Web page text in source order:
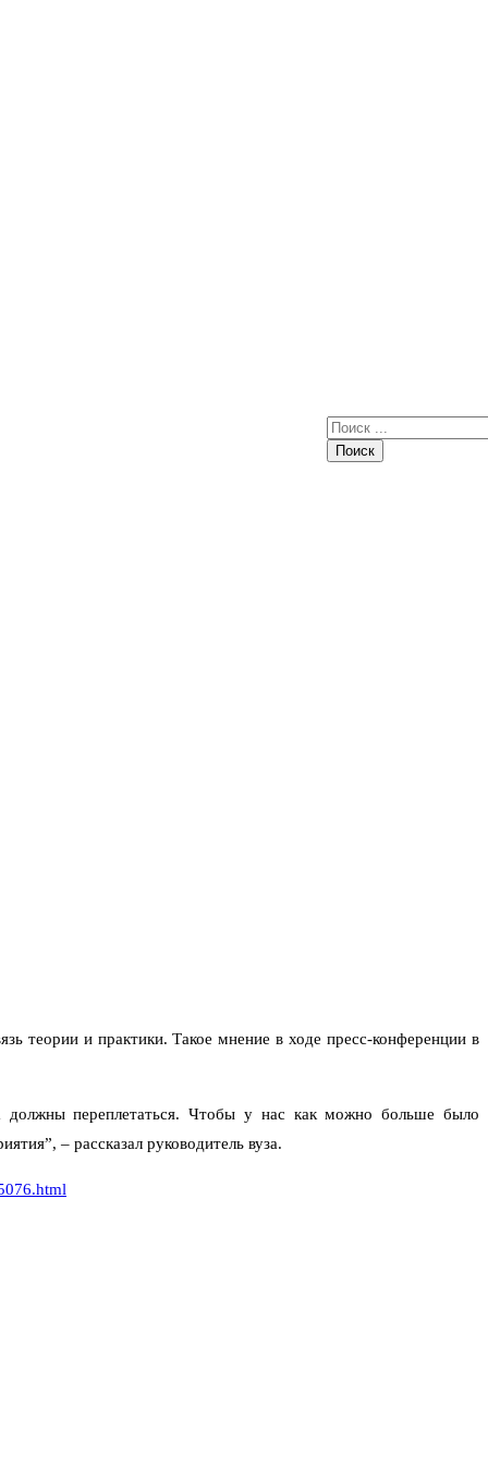
Поиск:
теории и практики. Такое мнение в ходе пресс-конференции в
должны переплетаться. Чтобы у нас как можно больше было
– рассказал руководитель вуза.